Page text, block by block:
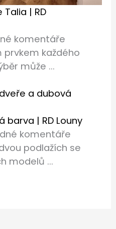
| RD
komentáře
prvkem každého
může ...
barva | RD Louny
komentáře
podlažích se
modelů ...